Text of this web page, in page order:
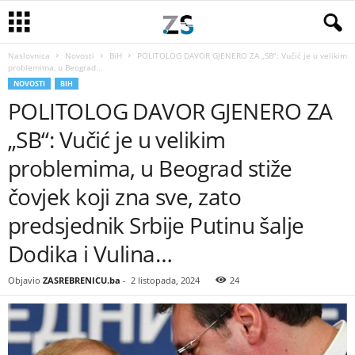
Naslovnica Novosti BiH
POLITOLOG DAVOR GJENERO ZA „SB“: Vučić je u velikim
problemima, u Beograd...
NOVOSTI BIH
POLITOLOG DAVOR GJENERO ZA
„SB“: Vučić je u velikim
problemima, u Beograd stiže
čovjek koji zna sve, zato
predsjednik Srbije Putinu šalje
Dodika i Vulina…
Objavio ZASREBRENICU.ba - 2 listopada, 2024 24